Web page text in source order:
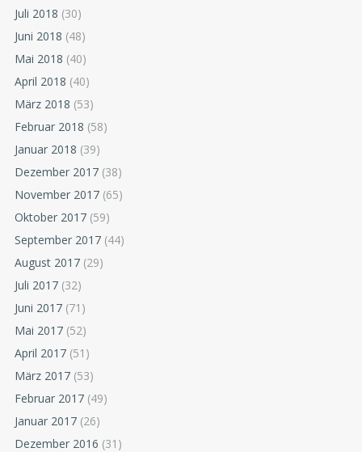
Juli 2018 (30)
Juni 2018 (48)
Mai 2018 (40)
April 2018 (40)
März 2018 (53)
Februar 2018 (58)
Januar 2018 (39)
Dezember 2017 (38)
November 2017 (65)
Oktober 2017 (59)
September 2017 (44)
August 2017 (29)
Juli 2017 (32)
Juni 2017 (71)
Mai 2017 (52)
April 2017 (51)
März 2017 (53)
Februar 2017 (49)
Januar 2017 (26)
Dezember 2016 (31)